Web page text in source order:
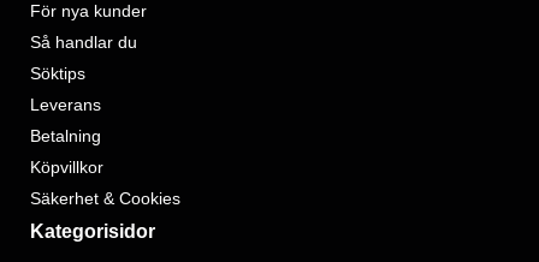
För nya kunder
Så handlar du
Söktips
Leverans
Betalning
Köpvillkor
Säkerhet & Cookies
Kategorisidor